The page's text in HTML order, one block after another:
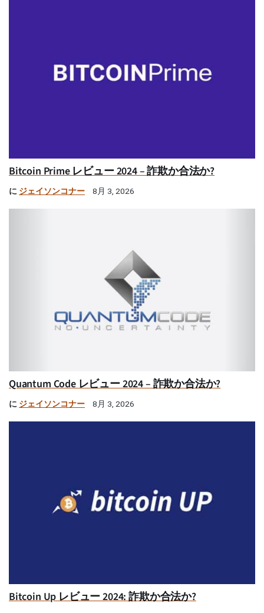
Bitcoin Prime レビュー 2024 – 詐欺か合法か?
に ジェイソンコナー 8月 3, 2026
Quantum Code レビュー 2024 – 詐欺か合法か?
に ジェイソンコナー 8月 3, 2026
Bitcoin Up レビュー 2024: 詐欺か合法か?